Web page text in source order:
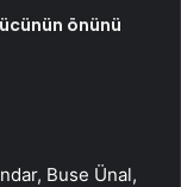
önünü
Buse Ünal,